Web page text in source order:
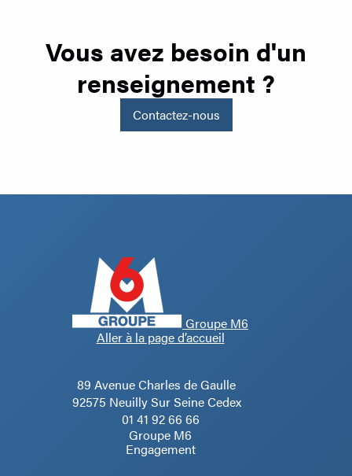
Vous avez besoin d'un
renseignement ?
Contactez-nous
Groupe M6
Aller à la page d’accueil
89 Avenue Charles de Gaulle
92575 Neuilly Sur Seine Cedex
01 41 92 66 66
Groupe M6
Engagement